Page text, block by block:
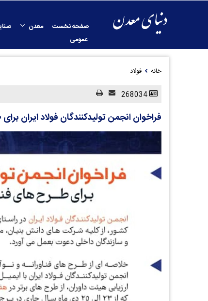
صفحه نخست معدن
عمومی
خانه فولاد
فراخوان انجمن تولیدکنندگان فولاد ایران